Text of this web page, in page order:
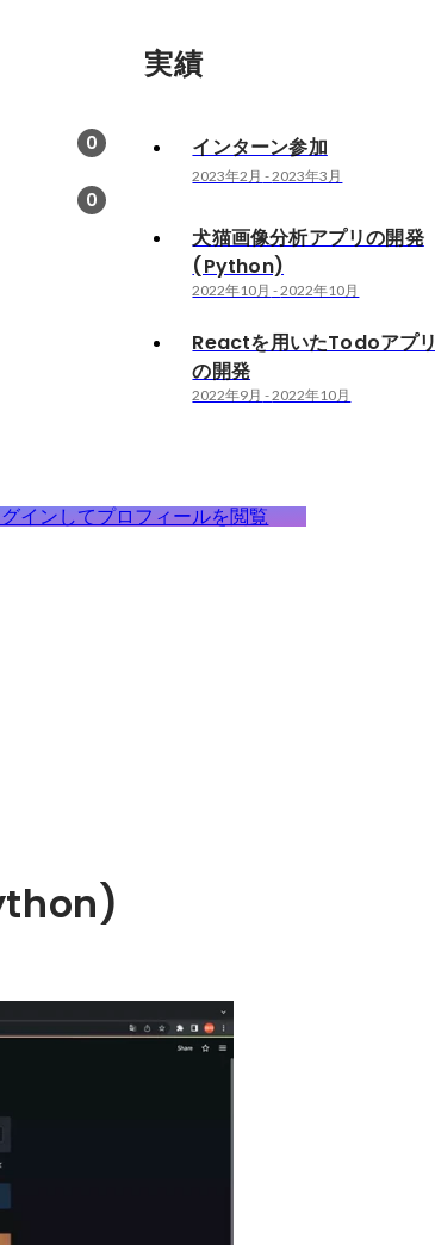
0
0
実績
インターン参加
2023年2月 -2023年3月
犬猫画像分析アプリの開発
(Python)
2022年10月 -2022年10月
Reactを用いたTodoアプリ
の開発
2022年9月 -2022年10月
グインしてプロフィールを閲覧